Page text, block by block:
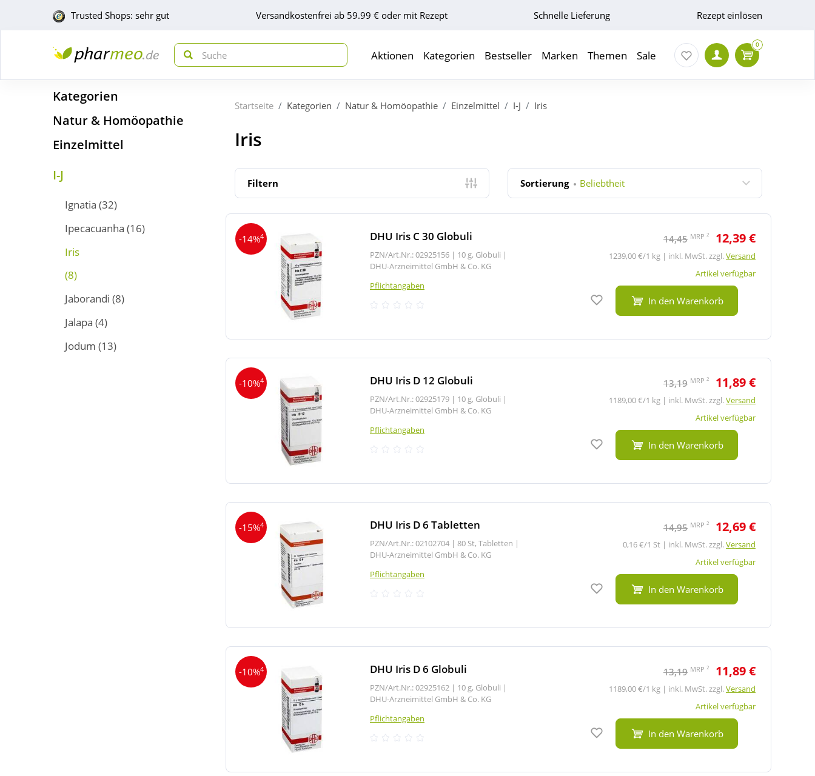
Trusted Shops: sehr gut Versandkostenfrei ab 59.99 € oder mit Rezept Schnelle Lieferung Rezept einlösen
Aktionen Kategorien Bestseller Marken Themen Sale
0
Kategorien
Natur & Homöopathie
Einzelmittel
I-J
Ignatia (32)
Ipecacuanha (16)
Iris
(8)
Jaborandi (8)
Jalapa (4)
Jodum (13)
Startseite Kategorien Natur & Homöopathie Einzelmittel I-J Iris
Iris
Filtern Sortierung Beliebtheit
-14%4 DHU Iris C 30 Globuli
PZN/Art.Nr.: 02925156 | 10 g, Globuli |
DHU-Arzneimittel GmbH & Co. KG
Pflichtangaben
14,45 MRP 2 12,39 €
1239,00 €/1 kg | inkl. MwSt. zzgl.Versand
Artikel verfügbar
Auf den Merkzettel
In den Warenkorb
-10%4 DHU Iris D 12 Globuli
PZN/Art.Nr.: 02925179 | 10 g, Globuli |
DHU-Arzneimittel GmbH & Co. KG
Pflichtangaben
13,19 MRP 2 11,89 €
1189,00 €/1 kg | inkl. MwSt. zzgl.Versand
Artikel verfügbar
Auf den Merkzettel
In den Warenkorb
-15%4 DHU Iris D 6 Tabletten
PZN/Art.Nr.: 02102704 | 80 St, Tabletten |
DHU-Arzneimittel GmbH & Co. KG
Pflichtangaben
14,95 MRP 2 12,69 €
0,16 €/1 St | inkl. MwSt. zzgl.Versand
Artikel verfügbar
Auf den Merkzettel
In den Warenkorb
-10%4 DHU Iris D 6 Globuli
PZN/Art.Nr.: 02925162 | 10 g, Globuli |
DHU-Arzneimittel GmbH & Co. KG
Pflichtangaben
13,19 MRP 2 11,89 €
1189,00 €/1 kg | inkl. MwSt. zzgl.Versand
Artikel verfügbar
Auf den Merkzettel
In den Warenkorb